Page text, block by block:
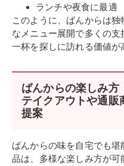
ランチや夜食に最適
このように、ばんからは
なメニュー展開で多くの
一杯を探しに訪れる価値が
ばんからの楽しみ方
テイクアウトや通販
提案
ばんからの味を自宅でも
品は、多様な楽しみ方が